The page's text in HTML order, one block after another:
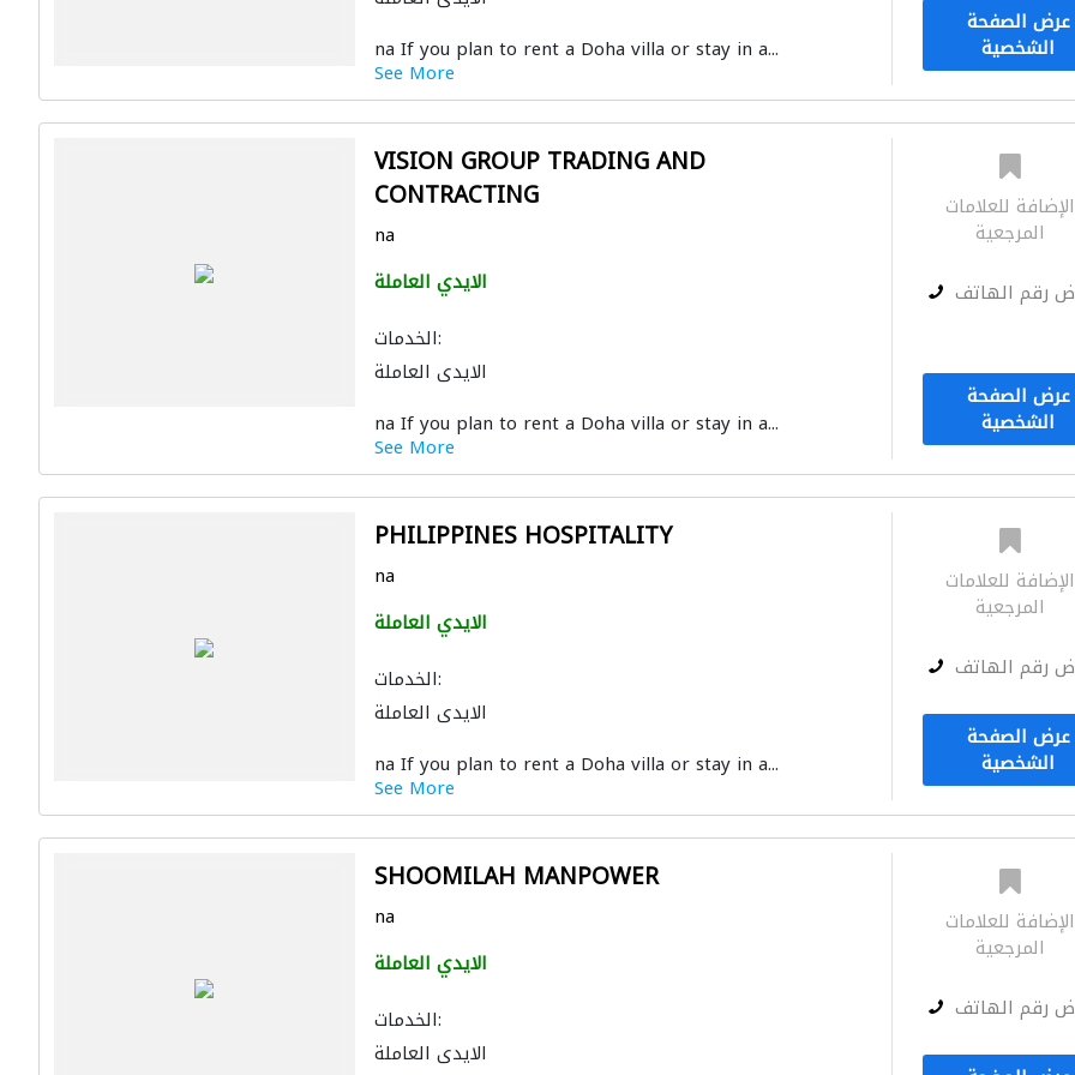
na If you plan to rent a Doha villa or stay in a...
See More
عرض الصفحة
الشخصية
VISION GROUP TRADING AND
CONTRACTING
na
الايدي العاملة
الخدمات:
الايدي العاملة
na If you plan to rent a Doha villa or stay in a...
See More
الإضافة للعلامات
المرجعية
رقم الهاتف
عرض الصفحة
الشخصية
PHILIPPINES HOSPITALITY
na
الايدي العاملة
الخدمات:
الايدي العاملة
na If you plan to rent a Doha villa or stay in a...
See More
الإضافة للعلامات
المرجعية
رقم الهاتف
عرض الصفحة
الشخصية
SHOOMILAH MANPOWER
na
الايدي العاملة
الخدمات:
الايدي العاملة
الإضافة للعلامات
المرجعية
رقم الهاتف